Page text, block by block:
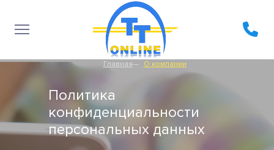
Главная О компании
Политика
конфиденциальности
персональных данных